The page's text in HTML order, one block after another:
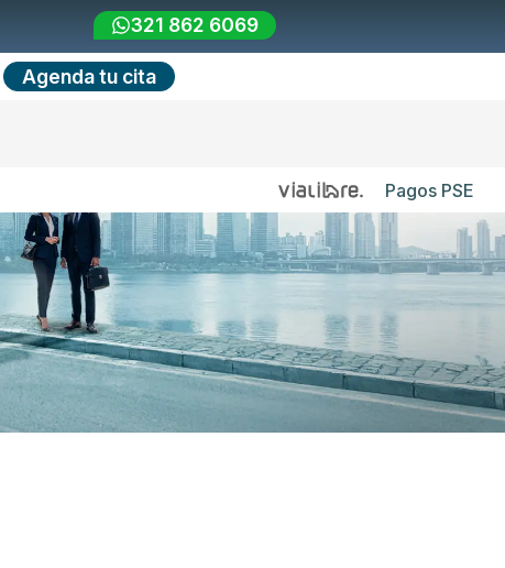
321 862 6069
Agenda tu cita
Pagos PSE